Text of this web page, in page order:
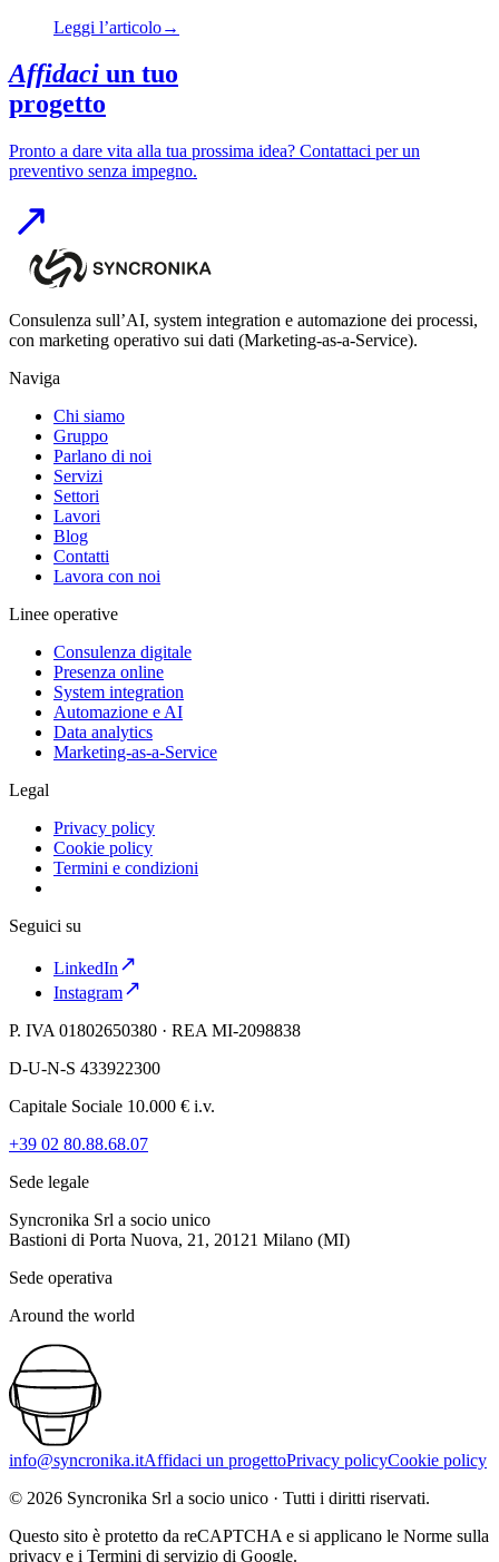
Leggi l’articolo→
Affidaci un tuo
progetto
Pronto a dare vita alla tua prossima idea? Contattaci per un
preventivo senza impegno.
Consulenza sull’AI, system integration e automazione dei processi,
con marketing operativo sui dati (Marketing-as-a-Service).
Naviga
Chi siamo
Gruppo
Parlano di noi
Servizi
Settori
Lavori
Blog
Contatti
Lavora con noi
Linee operative
Consulenza digitale
Presenza online
System integration
Automazione e AI
Data analytics
Marketing-as-a-Service
Legal
Privacy policy
Cookie policy
Termini e condizioni
Seguici su
LinkedIn
Instagram
P. IVA 01802650380 · REA MI-2098838
D-U-N-S 433922300
Capitale Sociale 10.000 € i.v.
+39 02 80.88.68.07
Sede legale
Syncronika Srl a socio unico
Bastioni di Porta Nuova, 21, 20121 Milano (MI)
Sede operativa
Around the world
info@syncronika.itAffidaci un progettoPrivacy policyCookie policy
© 2026 Syncronika Srl a socio unico · Tutti i diritti riservati.
Questo sito è protetto da reCAPTCHA e si applicano le Norme sulla
privacy e i Termini di servizio di Google.